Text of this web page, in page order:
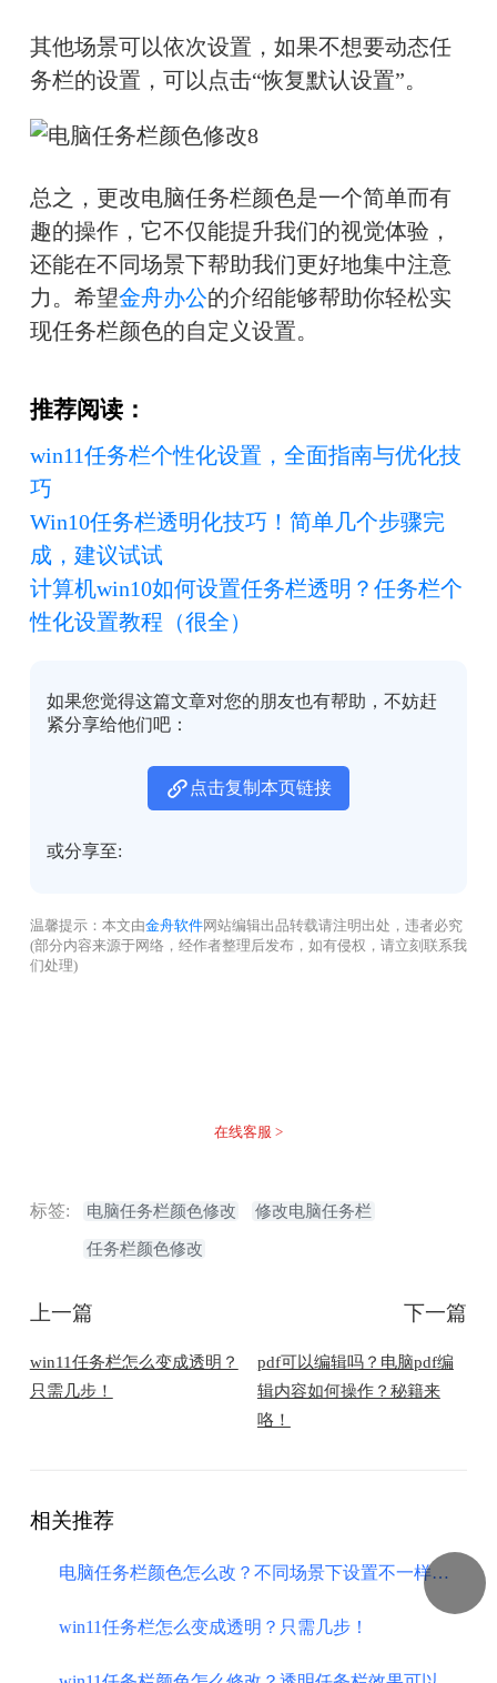
其他场景可以依次设置，如果不想要动态任
务栏的设置，可以点击“恢复默认设置”。
总之，更改电脑任务栏颜色是一个简单而有
趣的操作，它不仅能提升我们的视觉体验，
还能在不同场景下帮助我们更好地集中注意
力。希望金舟办公的介绍能够帮助你轻松实
现任务栏颜色的自定义设置。
推荐阅读：
win11任务栏个性化设置，全面指南与优化技
巧
Win10任务栏透明化技巧！简单几个步骤完
成，建议试试
计算机win10如何设置任务栏透明？任务栏个
性化设置教程（很全）
如果您觉得这篇文章对您的朋友也有帮助，不妨赶
紧分享给他们吧：
点击复制本页链接
或分享至:
温馨提示：本文由金舟软件网站编辑出品转载请注明出处，违者必究
(部分内容来源于网络，经作者整理后发布，如有侵权，请立刻联系我
们处理)
在线客服 >
标签: 电脑任务栏颜色修改 修改电脑任务栏
任务栏颜色修改
上一篇
win11任务栏怎么变成透明？
只需几步！
下一篇
pdf可以编辑吗？电脑pdf编
辑内容如何操作？秘籍来
咯！
相关推荐
电脑任务栏颜色怎么改？不同场景下设置不一样颜色的任务栏
win11任务栏怎么变成透明？只需几步！